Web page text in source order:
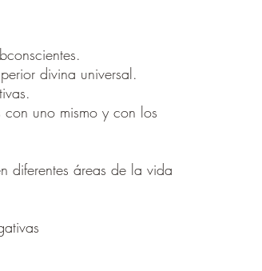
divina universal.
con uno mismo y con los
diferentes áreas de la vida